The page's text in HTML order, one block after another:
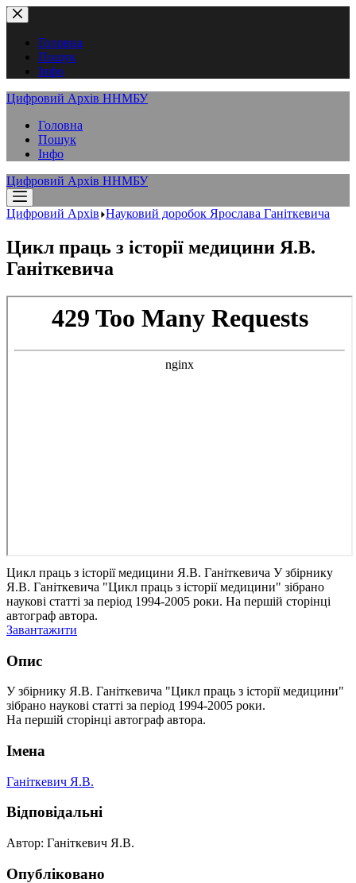
Перейти
до
вмістуГоловна
Пошук
Інфо
Цифровий Архів ННМБУ
Головна
Пошук
Інфо
Цифровий Архів ННМБУ
Цифровий Архів Науковий доробок Ярослава Ганіткевича
Цикл праць з історії медицини Я.В.
Ганіткевича
Цикл праць з історії медицини Я.В. Ганіткевича У збірнику
Я.В. Ганіткевича "Цикл праць з історії медицини" зібрано
наукові статті за період 1994-2005 роки. На першій сторінці
автограф автора.
Завантажити
Опис
У збірнику Я.В. Ганіткевича "Цикл праць з історії медицини"
зібрано наукові статті за період 1994-2005 роки.
На першій сторінці автограф автора.
Імена
Ганіткевич Я.В.
Відповідальні
Автор: Ганіткевич Я.В.
Опубліковано